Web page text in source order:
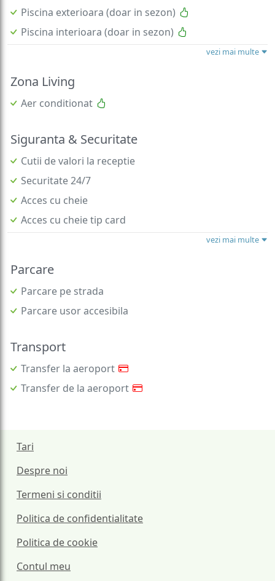
Piscina exterioara (doar in sezon)
Piscina interioara (doar in sezon)
vezi mai multe
Zona Living
Aer conditionat
Siguranta & Securitate
Cutii de valori la receptie
Securitate 24/7
Acces cu cheie
Acces cu cheie tip card
vezi mai multe
Parcare
Parcare pe strada
Parcare usor accesibila
Transport
Transfer la aeroport
Transfer de la aeroport
Tari
Despre noi
Termeni si conditii
Politica de confidentialitate
Politica de cookie
Contul meu